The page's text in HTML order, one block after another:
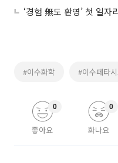
‘경험 無도 환영’ 첫 일자
#이수화학 #이수페타
좋아요
0
화나요
0